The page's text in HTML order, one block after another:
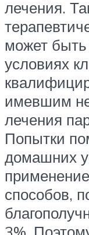
лечения.
может быть
условиях
имевшим
лечения
Попытки
домашних
способов,